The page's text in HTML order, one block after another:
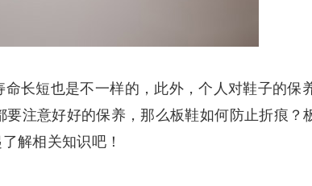
长短也是不一样的，此外，个人对鞋子的保
注意好好的保养，那么板鞋如何防止折痕？
解相关知识吧！